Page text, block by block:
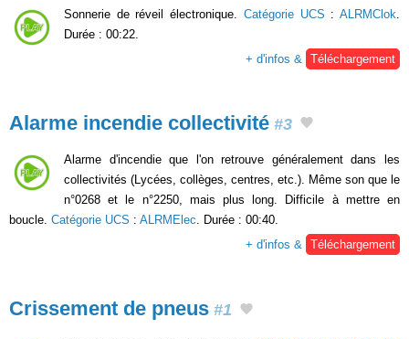
Sonnerie de réveil électronique. Catégorie UCS :ALRMClok
Durée : 00:22.
+ d'infos &
Téléchargement
Alarme incendie collectivité #3
Alarme d'incendie que l'on retrouve généralement dans les
collectivités (Lycées, collèges, centres, etc.). Même son que le
n°0268 et le n°2250, mais plus long. Difficile à mettre en
boucle. Catégorie UCS : ALRMElec. Durée : 00:40.
+ d'infos & Téléchargement
Crissement de pneus #1